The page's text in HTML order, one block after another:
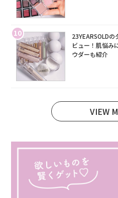
10
23YEARSOLD
ビュー！肌悩み
ウダーも紹介
VIEW